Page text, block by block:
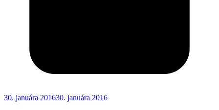
30. januára 201630. januára 2016